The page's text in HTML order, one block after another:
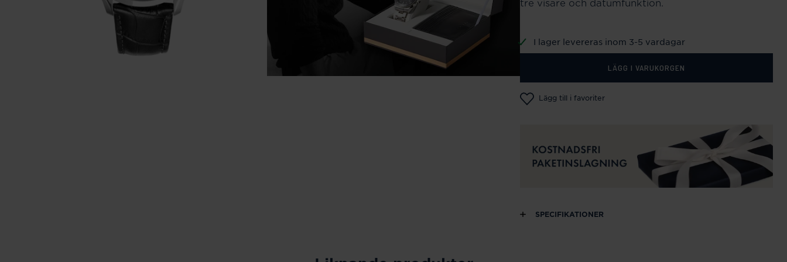
tre visare och datumfunktion.
I lager levereras inom 3-5 vardagar
LÄGG I VARUKORGEN
Lägg till i favoriter
SPECIFIKATIONER